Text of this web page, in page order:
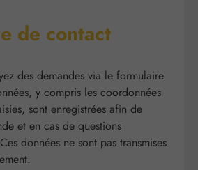
de contact
des demandes via le formulaire
y compris les coordonnées
sont enregistrées afin de
et en cas de questions
données ne sont pas transmises